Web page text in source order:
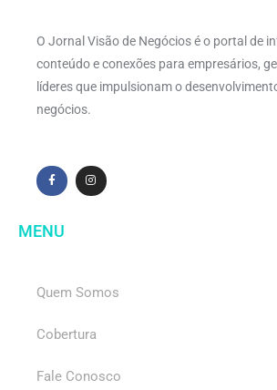
O Jornal Visão de Negócios é o portal de
conteúdo e conexões para empresários,
líderes que impulsionam o
negócios.
MENU
Quem Somos
Cobertura
Fale Conosco